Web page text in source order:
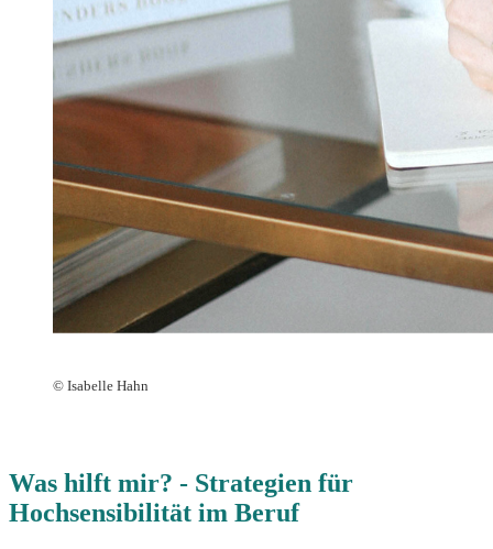
© Isabelle Hahn
Was hilft mir? - Strategien für
Hochsensibilität im Beruf